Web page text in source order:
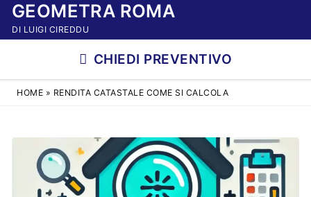
VaiGEOMETRA ROMA
DI LUIGI CIREDDU
CHIEDI PREVENTIVO
HOME » RENDITA CATASTALE COME SI CALCOLA